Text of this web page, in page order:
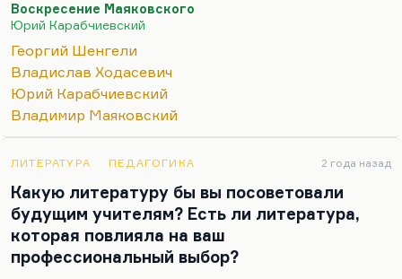
есть какая-то ужасная логика в том, что покончил
с собой Юрий Карабчиевский — автор книги
«Воскрешение Маяковского», в которой
оскорбленная любовь к Маяковскому чувствуется,
но чувствуется и жесточайший сарказм.
Маяковский осудил самоубийство Есенина и
Маяковского рассмотрел как одно литературное
самоубийство, растянувшееся на двадцать лет, и
покончил с собой.…
Воскресение Маяковского
Юрий Карабчиевский
Георгий Шенгели
Владислав Ходасевич
Юрий Карабчиевский
Владимир Маяковский
ЛИТЕРАТУРА ПЕДАГОГИКА 2 года назад
Какую литературу бы вы посоветовали
будущим учителям? Есть ли литература,
которая повлияла на ваш
профессиональный выбор?